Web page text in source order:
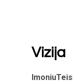
Vizija